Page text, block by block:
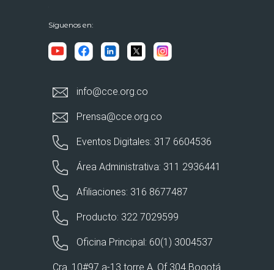
Síguenos en:
info@cce.org.co
Prensa@cce.org.co
Eventos Digitales: 317 6604536
Área Administrativa: 311 2936441
Afiliaciones: 316 8677487
Producto: 322 7029599
Oficina Principal: 60(1) 3004537
Cra. 10#97 a-13 torre A. Of 304 Bogotá